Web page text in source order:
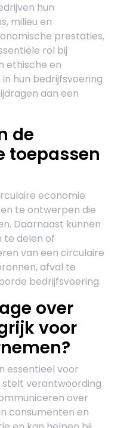
hun
milieu en
prestaties,
rol bij
ethische en
hun bedrijfsvoering
aan een
de
toepassen
economie
te ontwerpen die
Daarnaast kunnen
te delen of
van een circulaire
afval te
bedrijfsvoering.
over
voor
essentieel voor
stelt verantwoording
over
consumenten en